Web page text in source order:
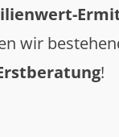
wir
!